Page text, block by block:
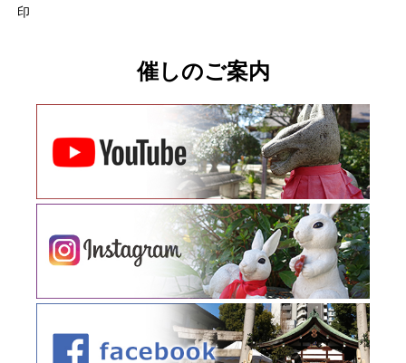
印
催しのご案内